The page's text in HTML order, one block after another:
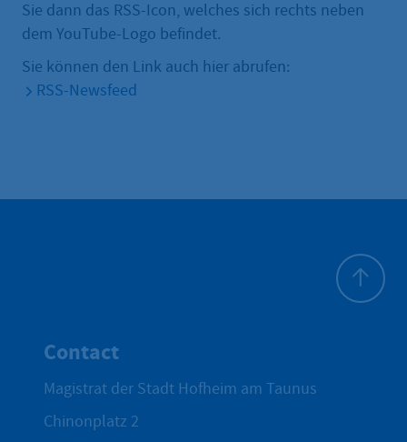
Sie dann das RSS-Icon, welches sich rechts neben
dem YouTube-Logo befindet.
Sie können den Link auch hier abrufen:
RSS-Newsfeed
Contact
Magistrat der Stadt Hofheim am Taunus
Chinonplatz 2